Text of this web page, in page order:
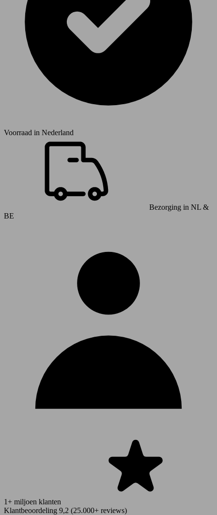
Voorraad in Nederland
Bezorging in NL &
BE
1+ miljoen klanten
Klantbeoordeling 9,2 (25.000+ reviews)